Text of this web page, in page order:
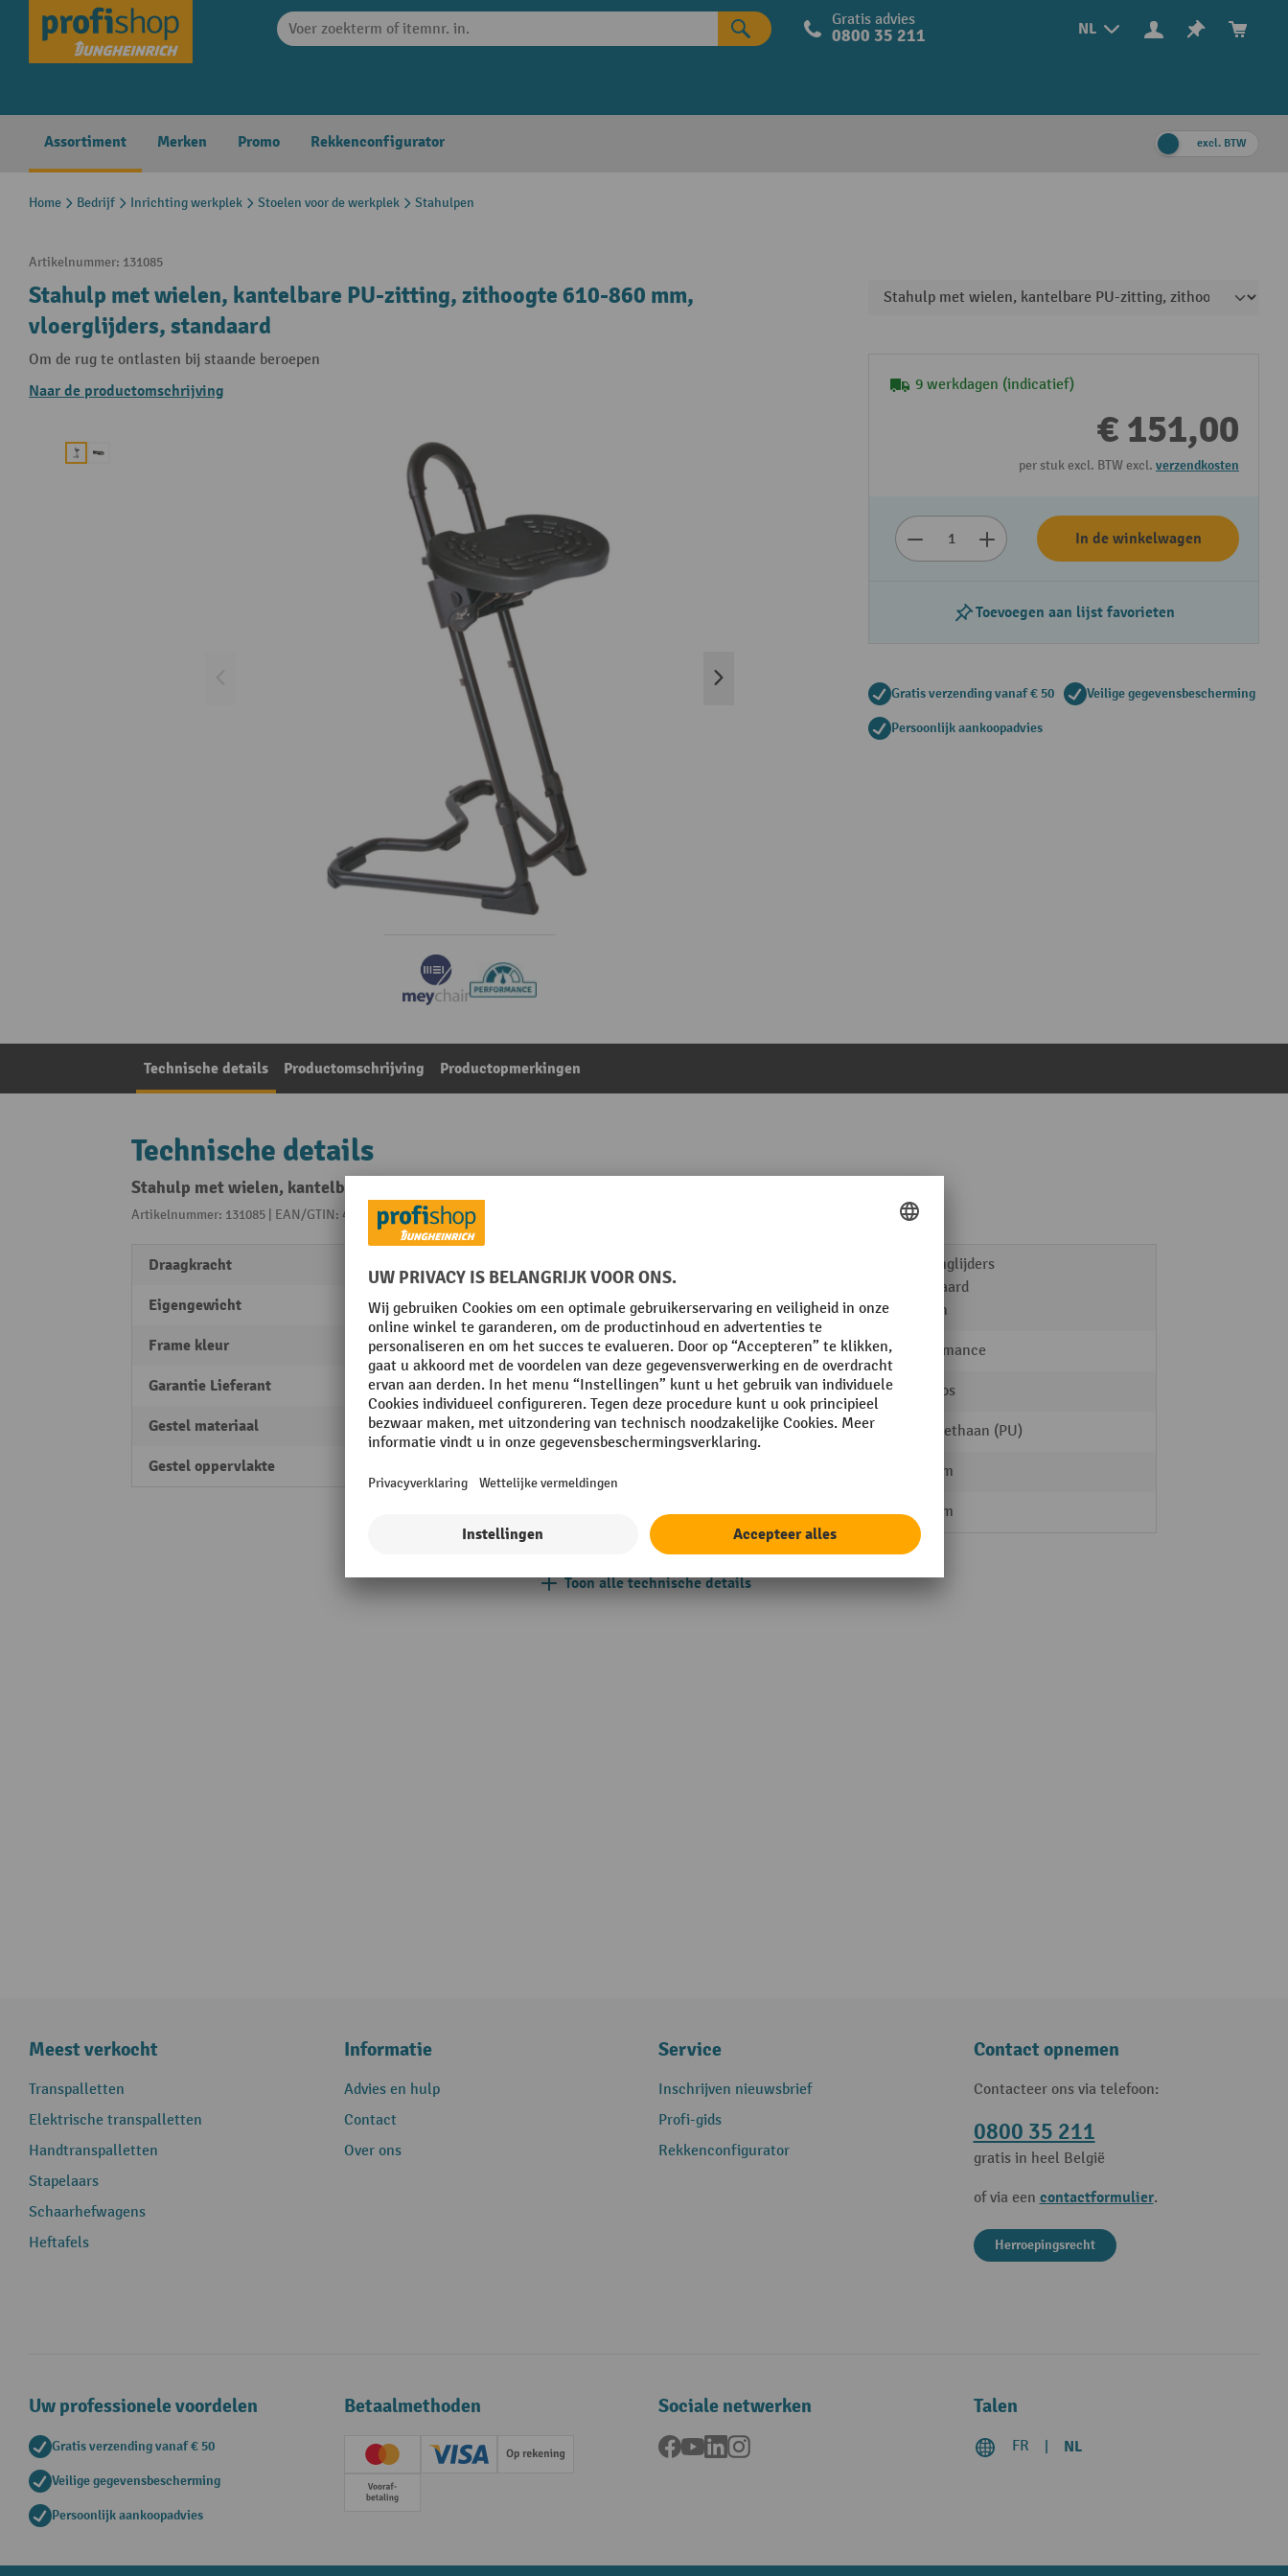
Skip to main navigation NL
Gratis advies
0800 35 211
Assortiment Merken Promo Rekkenconfigurator excl. BTW
Home Bedrijf Inrichting werkplek Stoelen voor de werkplek Stahulpen
Artikelnummer: 131085
Stahulp met wielen, kantelbare PU-zitting, zithoogte 610-860 mm,
vloerglijders, standaard
Om de rug te ontlasten bij staande beroepen
Naar de productomschrijving 9 werkdagen (indicatief)
€ 151,00
per stuk excl. BTW excl. verzendkosten
In de winkelwagen
Toevoegen aan lijst favorieten
Gratis verzending vanaf € 50 Veilige gegevensbescherming
Persoonlijk aankoopadvies
Technische details Productomschrijving Productopmerkingen
Technische details
Stahulp met wielen, kantelbare PU-zitting, zithoogte 610-860 mm, vloerglijders, standaard
Artikelnummer: 131085 | EAN/GTIN: 4260046928485Uit de categorie:
Draagkracht
Eigengewicht 10 kg
Frame kleur zwart
Garantie Lieferant 2
Gestel materiaal Staal
Gestel oppervlakte
Bodemglijders
Standaard
Wielen
Rubriek Performance
Zithoogteverrek traploos
Zitting/rugleuning materiaal Polyurethaan (PU)
360 mm
Zitting diepte 220 mm
Toon alle technische details
Meest verkocht
Transpalletten
Elektrische transpalletten
Handtranspalletten
Stapelaars
Schaarhefwagens
Heftafels
Informatie
Advies en hulp
Contact
Over ons
Service
Inschrijven nieuwsbrief
Profi-gids
Rekkenconfigurator
Contact opnemen
Contacteer ons via telefoon:
0800 35 211
gratis in heel België
of via een contactformulier.
Herroepingsrecht
Uw professionele voordelen
Gratis verzending vanaf € 50
Veilige gegevensbescherming
Persoonlijk aankoopadvies
Betaalmethoden
Creditcard (Master)Creditcard (Visa)Op rekening
Vooruitbetaling
Sociale netwerken
Facebook
YouTubeLinkedInInstagram
Talen
FR NL